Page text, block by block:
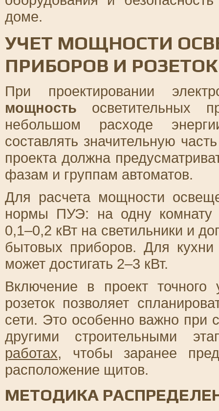
доме.
УЧЕТ МОЩНОСТИ
ПРИБОРОВ И РОЗЕТОК
При проектировании
мощность осветительных
небольшом расходе
составлять значительную
проекта должна
фазам и группам автоматов.
Для расчета мощности
нормы ПУЭ: на одну комнату
0,1–0,2 кВт на светильники и
бытовых приборов. Для
может достигать 2–3 кВт.
Включение в проект точного
розеток позволяет
сети. Это особенно важно при
другими строительными
работах, чтобы заранее
расположение щитов.
МЕТОДИКА